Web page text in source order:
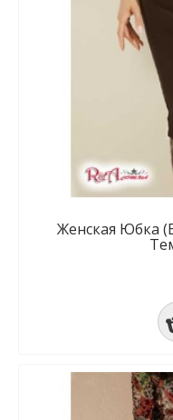
Женская Юбка